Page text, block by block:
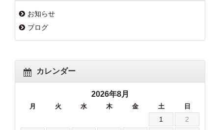
お知らせ
ブログ
カレンダー
2026年8月
月 火 水 木 金 土 日
1
2